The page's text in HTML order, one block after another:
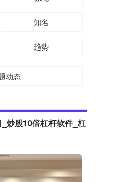
知名
趋势
动态
炒股10倍杠杆软件_杠